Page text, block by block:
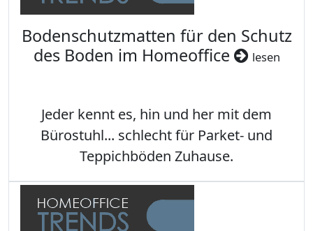
Bodenschutzmatten für den Schutz
des Boden im Homeoffice
lesen
Jeder kennt es, hin und her mit dem
Bürostuhl... schlecht für Parket- und
Teppichböden Zuhause.